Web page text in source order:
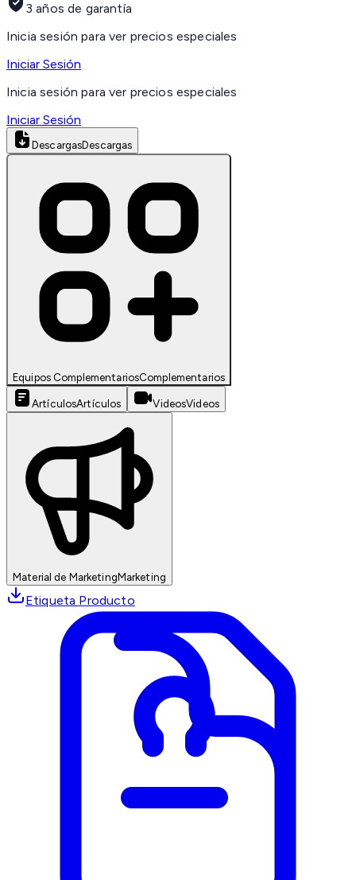
3 años de garantía
Inicia sesión para ver precios especiales
Iniciar Sesión
Inicia sesión para ver precios especiales
Iniciar Sesión
DescargasDescargas
Equipos ComplementariosComplementarios
ArtículosArtículos VideosVideos
Material de MarketingMarketing
Etiqueta Producto